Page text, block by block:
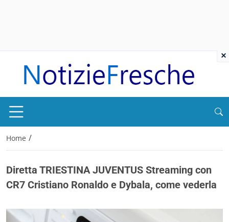
Home /
Diretta TRIESTINA JUVENTUS Streaming con
CR7 Cristiano Ronaldo e Dybala, come vederla
×